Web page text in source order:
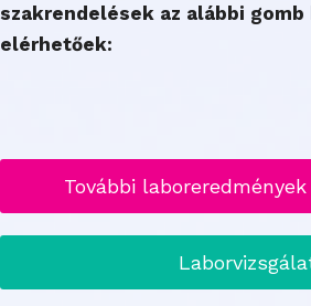
szakrendelések az alábbi
elérhetőek:
További